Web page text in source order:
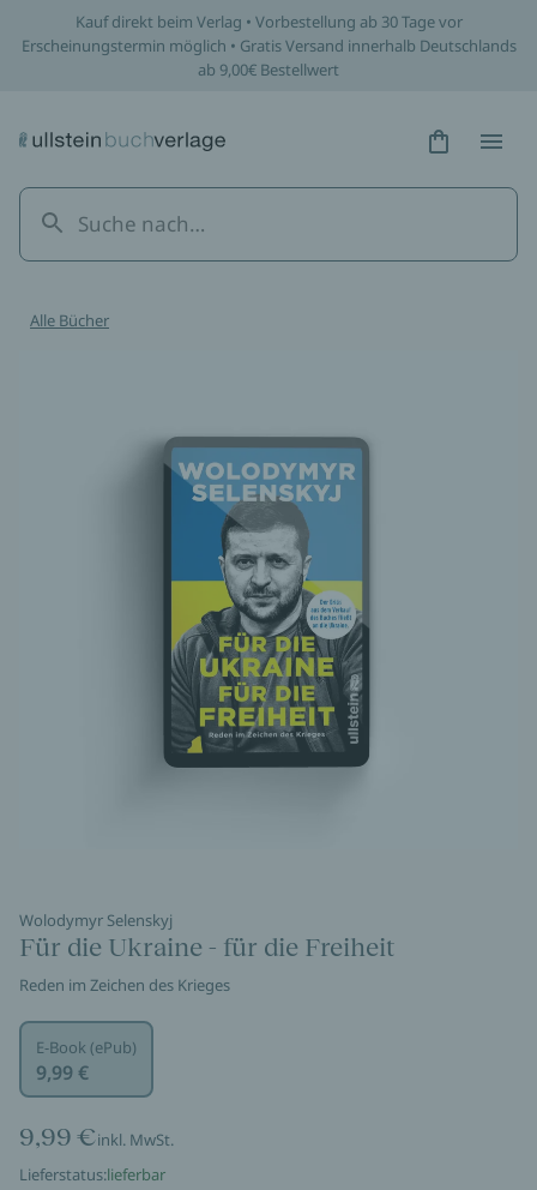
Kauf direkt beim Verlag • Vorbestellung ab 30 Tage vor
Erscheinungstermin möglich • Gratis Versand innerhalb Deutschlands
ab 9,00€ Bestellwert
Hidden
Alle Bücher
Wolodymyr Selenskyj
Für die Ukraine - für die Freiheit
Reden im Zeichen des Krieges
E-Book (ePub)
9,99 €
9,99 €inkl. MwSt.
Lieferstatus:lieferbar